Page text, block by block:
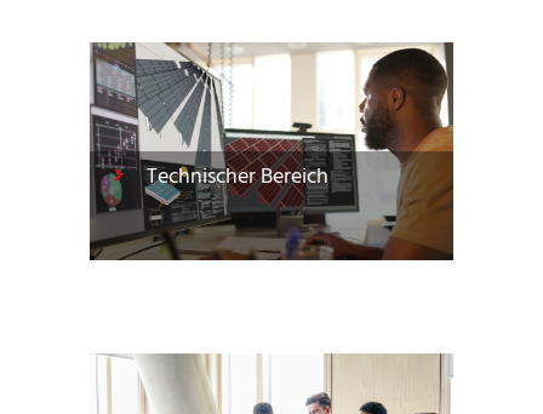
Technischer Bereich